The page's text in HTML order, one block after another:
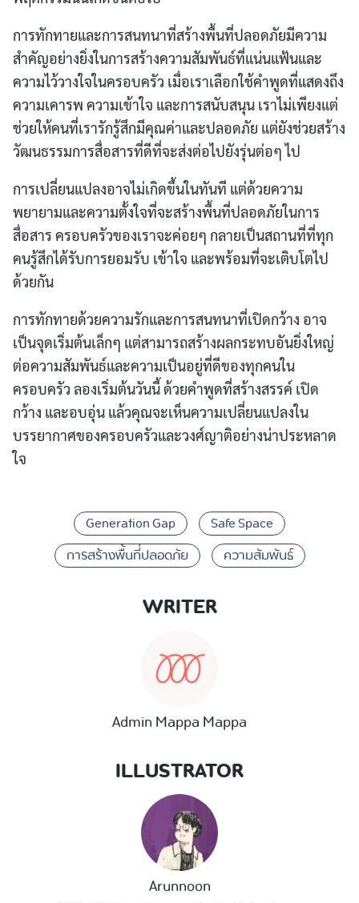
การทักทายและการสนทนาที่สร้างพื้นที่ปลอดภัยมีความ
สำคัญอย่างยิ่งในการสร้างความสัมพันธ์ที่แน่นแฟ้นและ
ความไว้วางใจในครอบครัว เมื่อเราเลือกใช้คำพูดที่แสดงถึง
ความเคารพ ความเข้าใจ และการสนับสนุน เราไม่เพียงแต่
ช่วยให้คนที่เรารักรู้สึกมีคุณค่าและปลอดภัย แต่ยังช่วยสร้าง
วัฒนธรรมการสื่อสารที่ดีที่จะส่งต่อไปยังรุ่นต่อๆ ไป
การเปลี่ยนแปลงอาจไม่เกิดขึ้นในทันที แต่ด้วยความ
พยายามและความตั้งใจที่จะสร้างพื้นที่ปลอดภัยในการ
สื่อสาร ครอบครัวของเราจะค่อยๆ กลายเป็นสถานที่ที่ทุก
คนรู้สึกได้รับการยอมรับ เข้าใจ และพร้อมที่จะเติบโตไป
ด้วยกัน
การทักทายด้วยความรักและการสนทนาที่เปิดกว้าง อาจ
เป็นจุดเริ่มต้นเล็กๆ แต่สามารถสร้างผลกระทบอันยิ่งใหญ่
ต่อความสัมพันธ์และความเป็นอยู่ที่ดีของทุกคนใน
ครอบครัว ลองเริ่มต้นวันนี้ ด้วยคำพูดที่สร้างสรรค์ เปิด
กว้าง และอบอุ่น แล้วคุณจะเห็นความเปลี่ยนแปลงใน
บรรยากาศของครอบครัวและวงศ์ญาติอย่างน่าประหลาด
ใจ
Generation Gap
Safe Space
การสร้างพื้นที่ปลอดภัย
ความสัมพันธ์
WRITER
Admin Mappa Mappa
ILLUSTRATOR
Arunnoon